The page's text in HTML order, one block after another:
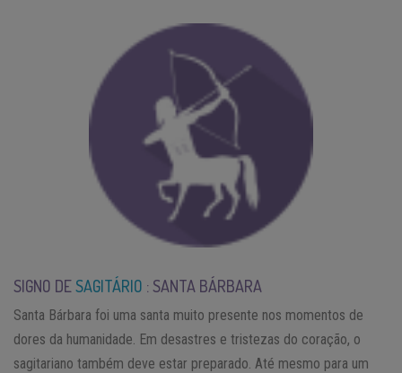
SIGNO DESAGITÁRIO : SANTA BÁRBARA
Santa Bárbara foi uma santa muito presente nos momentos de
dores da humanidade. Em desastres e tristezas do coração, o
sagitariano também deve estar preparado. Até mesmo para um